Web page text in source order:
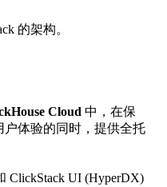
的架构。
Cloud 中，在保
户体验的同时，提供全托
ClickStack UI (HyperDX)